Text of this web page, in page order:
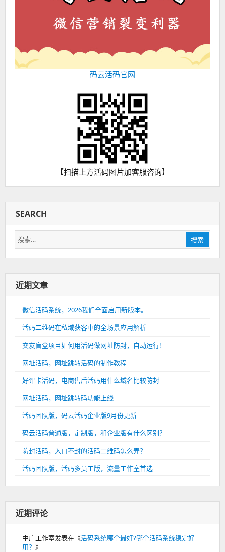
版
新
码云活码官网
【扫描上方活码图片加客服咨询】
SEARCH
搜
索：
搜索
近期文章
微信活码系统，2026我们全面启用新版本。
活码二维码在私域获客中的全场景应用解析
交友盲盒项目如何用活码做网址防封，自动运行！
网址活码，网址跳转活码的制作教程
好评卡活码，电商售后活码用什么域名比较防封
网址活码，网址跳转码功能上线
活码团队版，码云活码企业版9月份更新
码云活码普通版，定制版，和企业版有什么区别？
防封活码，入口不封的活码二维码怎么弄？
活码团队版，活码多员工版，流量工作室首选
近期评论
中广工作室发表在《活码系统哪个最好?哪个活码系统稳定好
用？ 》